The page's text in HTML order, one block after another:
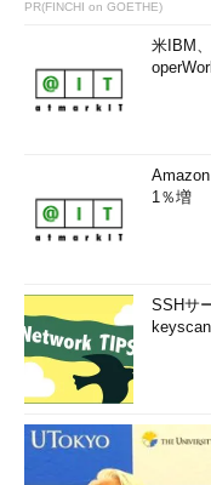
PR(FINCHI on GOETHE)
米IBM
1％増
SSHサ